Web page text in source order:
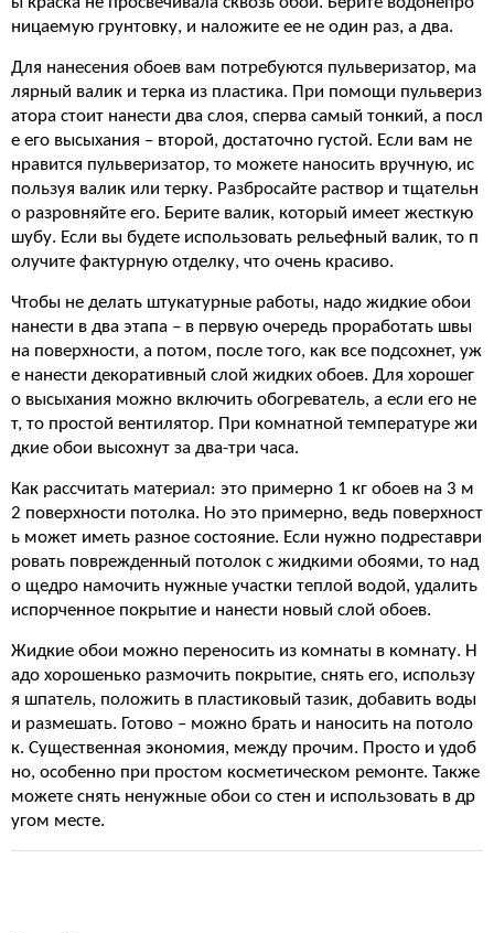
ницаемую грунтовку, и наложите ее не один раз, а два.
Для нанесения обоев вам потребуются пульверизатор, ма
лярный валик и терка из пластика. При помощи пульвериз
атора стоит нанести два слоя, сперва самый тонкий, а посл
е его высыхания – второй, достаточно густой. Если вам не
нравится пульверизатор, то можете наносить вручную, ис
пользуя валик или терку. Разбросайте раствор и тщательн
о разровняйте его. Берите валик, который имеет жесткую
шубу. Если вы будете использовать рельефный валик, то п
олучите фактурную отделку, что очень красиво.
Чтобы не делать штукатурные работы, надо жидкие обои
нанести в два этапа – в первую очередь проработать швы
на поверхности, а потом, после того, как все подсохнет, уж
е нанести декоративный слой жидких обоев. Для хорошег
о высыхания можно включить обогреватель, а если его не
т, то простой вентилятор. При комнатной температуре жи
дкие обои высохнут за два-три часа.
Как рассчитать материал: это примерно 1 кг обоев на 3 м
2 поверхности потолка. Но это примерно, ведь поверхност
ь может иметь разное состояние. Если нужно подреставри
ровать поврежденный потолок с жидкими обоями, то над
о щедро намочить нужные участки теплой водой, удалить
испорченное покрытие и нанести новый слой обоев.
Жидкие обои можно переносить из комнаты в комнату. Н
адо хорошенько размочить покрытие, снять его, использу
я шпатель, положить в пластиковый тазик, добавить воды
и размешать. Готово – можно брать и наносить на потоло
к. Существенная экономия, между прочим. Просто и удоб
но, особенно при простом косметическом ремонте. Также
можете снять ненужные обои со стен и использовать в др
угом месте.